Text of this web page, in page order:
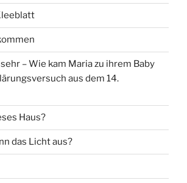
– Wie kam Maria zu ihrem Baby
aus dem 14.
Haus?
das Licht aus?